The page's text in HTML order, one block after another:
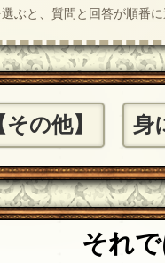
と、質問と回答が順番に
その他】 身
それ